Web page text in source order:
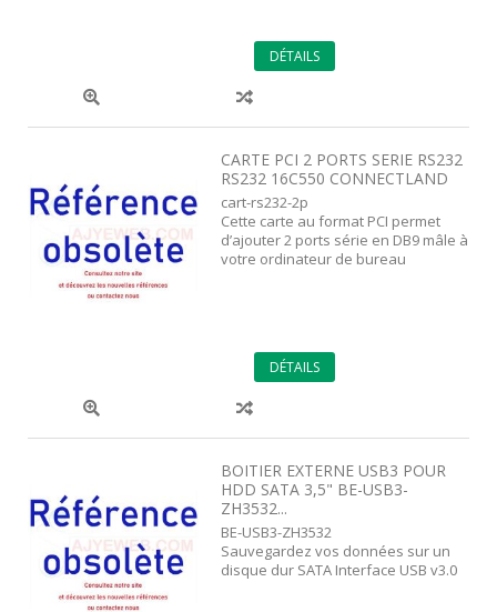
DÉTAILS
CARTE PCI 2 PORTS SERIE RS232
RS232 16C550 CONNECTLAND
cart-rs232-2p
Cette carte au format PCI permet
d’ajouter 2 ports série en DB9 mâle à
votre ordinateur de bureau
DÉTAILS
BOITIER EXTERNE USB3 POUR
HDD SATA 3,5" BE-USB3-
ZH3532...
BE-USB3-ZH3532
Sauvegardez vos données sur un
disque dur SATA Interface USB v3.0